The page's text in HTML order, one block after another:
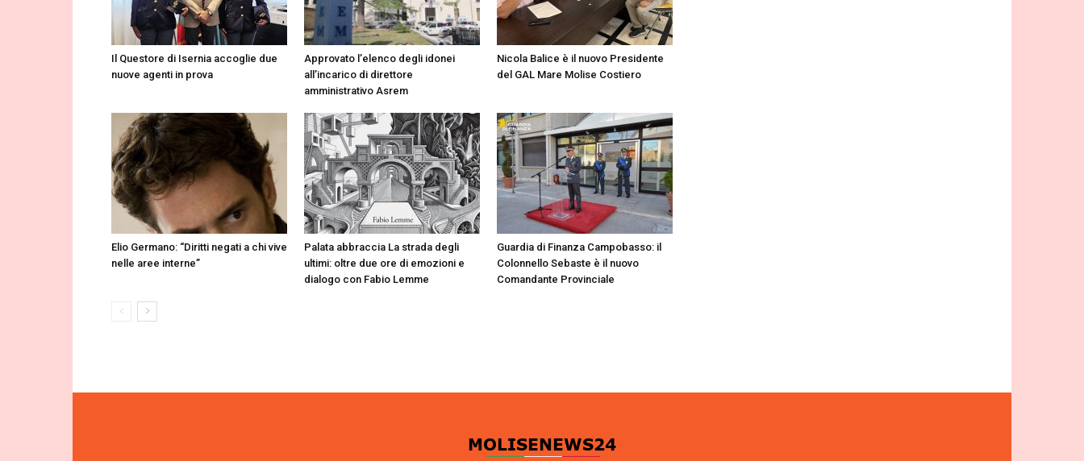
Il Questore di Isernia accoglie due
nuove agenti in prova
Approvato l’elenco degli idonei
all’incarico di direttore
amministrativo Asrem
Nicola Balice è il nuovo Presidente
del GAL Mare Molise Costiero
Elio Germano: “Diritti negati a chi vive
nelle aree interne”
Palata abbraccia La strada degli
ultimi: oltre due ore di emozioni e
dialogo con Fabio Lemme
Guardia di Finanza Campobasso: il
Colonnello Sebaste è il nuovo
Comandante Provinciale